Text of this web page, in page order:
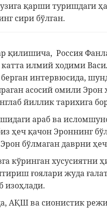
қарши туришдаги
сири бўлган.
қилишича, Россия
илмий ходими
берган интервюсида,
асосий омили Эрон
йиллик тарихига
араб ва
ҳеч қачон Эроннинг
бўлмаган даврни
кўринган хусусиятни
ғоялари жуда
изоҳлади.
АҚШ ва сионистик